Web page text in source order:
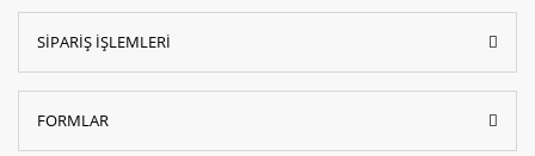
SİPARİŞ İŞLEMLERİ
FORMLAR